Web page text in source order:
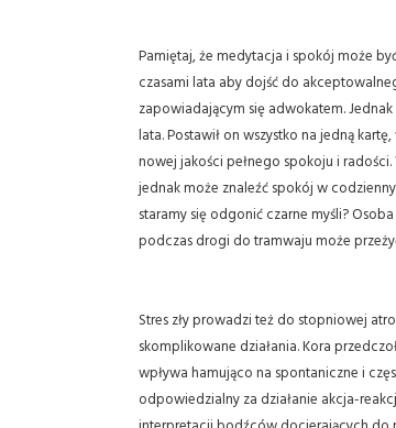
Pamiętaj, że medytacja i spokój może
czasami lata aby dojść do
zapowiadającym się adwokatem.
lata. Postawił on wszystko na jedną
nowej jakości pełnego spokoju i radości.
jednak może znaleźć spokój w
staramy się odgonić czarne myśli?
podczas drogi do tramwaju może
Stres zły prowadzi też do stopniowej
skomplikowane działania. Kora
wpływa hamująco na spontaniczne i
odpowiedzialny za działanie akcja-